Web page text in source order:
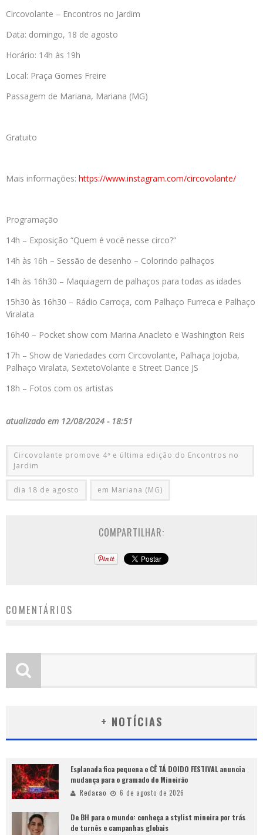
Circovolante – Encontros no Jardim
Data: domingo, 18 de agosto
Horário: 14h às 19h
Local: Praça Gomes Freire
Passagem de Mariana, Mariana (MG)
Gratuito
Mais informações: https://www.instagram.com/circovolante/
Programação
14h – Exposição “Quem é você nesse circo?”
14h às 16h – Sessão de desenho – Colorindo palhaços
14h às 16h30 – Maquiagem de palhaços para todas as idades
15h30 às 16h30 – Rádio Carroça, com Palhaço Furreca e Palhaço
Viralata
16h40 – Pocket show com Marina Anacleto e Washington Reis
17h – Show de Variedades com Circovolante, Palhaça Jojoba,
Palhaço Viralata, SextetoVolante e Street Dance JS
18h – Fotos com os artistas
atualizado em 12/08/2024 - 18:51
Circovolante promove 4ª e última edição do Encontros no
Jardim
dia 18 de agosto em Mariana (MG)
COMPARTILHAR:
COMENTÁRIOS
+ NOTÍCIAS
Esplanada fica pequena e CÊ TÁ DOIDO FESTIVAL anuncia
mudança para o gramado do Mineirão
Redacao 6 de agosto de 2026
De BH para o mundo: conheça a stylist mineira por trás
de turnês e campanhas globais